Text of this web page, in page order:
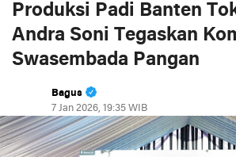
Produksi Padi Banten
Andra Soni Tegaskan
Swasembada Pangan
Bagus
7 Jan 2026, 19:35 WIB